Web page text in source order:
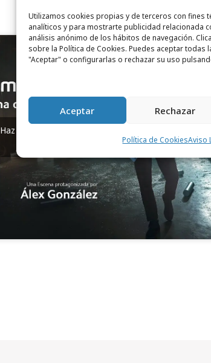
Utilizamos cookies propias y de terceros con fines
analíticos y para mostrarte publicidad relacionada
análisis anónimo de los hábitos de navegación. Clica
sobre la Política de Cookies. Puedes aceptar todas
"Aceptar" o configurarlas o rechazar su uso
Aceptar Rechazar
Política de CookiesAviso
Haz clic para aceptar cookies de marketing
y permitir este contenido